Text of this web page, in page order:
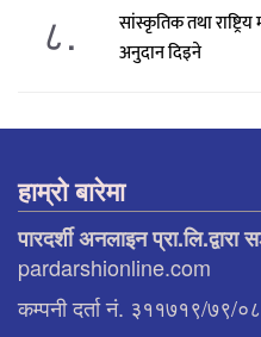
८.
सांस्कृतिक तथा
अनुदान दिइने
हाम्रो बारेमा
पारदर्शी अनलाइन प्रा.लि.द्वारा
pardarshionline.com
कम्पनी दर्ता नं. ३११७१९/७९/